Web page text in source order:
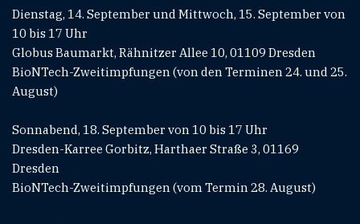
Dienstag, 14. September und Mittwoch, 15. September von
10 bis 17 Uhr
Globus Baumarkt, Rähnitzer Allee 10, 01109 Dresden
BioNTech-Zweitimpfungen (von den Terminen 24. und 25.
August)
Sonnabend, 18. September von 10 bis 17 Uhr
Dresden-Karree Gorbitz, Harthaer Straße 3, 01169
Dresden
BioNTech-Zweitimpfungen (vom Termin 28. August)